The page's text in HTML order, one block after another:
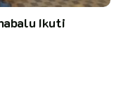
Ikuti